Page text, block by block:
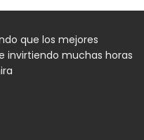
que los mejores
invirtiendo muchas horas